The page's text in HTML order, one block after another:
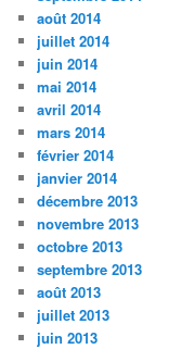
août 2014
juillet 2014
juin 2014
mai 2014
avril 2014
mars 2014
février 2014
janvier 2014
décembre 2013
novembre 2013
octobre 2013
septembre 2013
août 2013
juillet 2013
juin 2013